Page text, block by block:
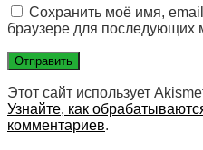
Сохранить моё имя,
браузере для последующих
Этот сайт использует
Узнайте, как
комментариев.